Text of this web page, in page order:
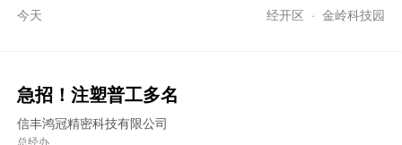
今天 经开区 · 金岭科技园
急招！ 注塑普工多名
信丰鸿冠精密科技有限公司
总经办